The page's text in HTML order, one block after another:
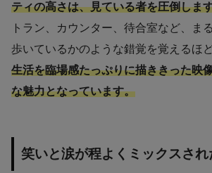
ティの高さは、見ている者を圧倒しま
トラン、カウンター、待合室など、ま
歩いているかのような錯覚を覚えるほど
生活を臨場感たっぷりに描ききった映
な魅力となっています。
笑いと涙が程よくミックスされ